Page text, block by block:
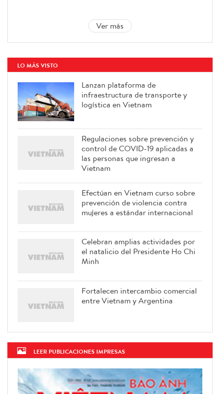
Ver más
LO MÁS VISTO
Lanzan plataforma de
infraestructura de transporte y
logística en Vietnam
Regulaciones sobre prevención y
control de COVID-19 aplicadas a
las personas que ingresan a
Vietnam
Efectúan en Vietnam curso sobre
prevención de violencia contra
mujeres a estándar internacional
Celebran amplias actividades por
el natalicio del Presidente Ho Chi
Minh
Fortalecen intercambio comercial
entre Vietnam y Argentina
LEER PUBLICACIONES IMPRESAS